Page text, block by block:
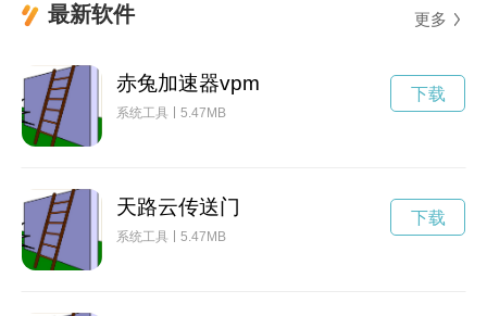
最新软件 更多
赤兔加速器vpm
系统工具 5.47MB
下载
天路云传送门
系统工具 5.47MB
下载